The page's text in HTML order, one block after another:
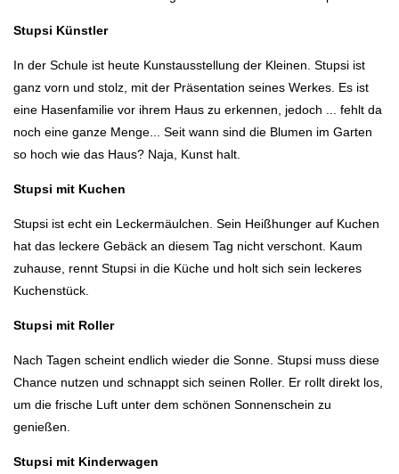
Stupsi Künstler
In der Schule ist heute Kunstausstellung der Kleinen. Stupsi ist
ganz vorn und stolz, mit der Präsentation seines Werkes. Es ist
eine Hasenfamilie vor ihrem Haus zu erkennen, jedoch ... fehlt da
noch eine ganze Menge... Seit wann sind die Blumen im Garten
so hoch wie das Haus? Naja, Kunst halt.
Stupsi mit Kuchen
Stupsi ist echt ein Leckermäulchen. Sein Heißhunger auf Kuchen
hat das leckere Gebäck an diesem Tag nicht verschont. Kaum
zuhause, rennt Stupsi in die Küche und holt sich sein leckeres
Kuchenstück.
Stupsi mit Roller
Nach Tagen scheint endlich wieder die Sonne. Stupsi muss diese
Chance nutzen und schnappt sich seinen Roller. Er rollt direkt los,
um die frische Luft unter dem schönen Sonnenschein zu
genießen.
Stupsi mit Kinderwagen